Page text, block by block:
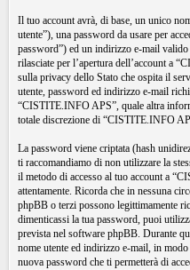
Il tuo account avrà, di base, un unico
utente”), una password da usare per
password”) ed un indirizzo e-mail
rilasciate per l’apertura dell’account a
sulla privacy dello Stato che ospita il
utente, password ed indirizzo e-mail
“CISTITE.INFO APS”, quale altra
totale discrezione di “CISTITE.INFO
La password viene criptata (hash
ti raccomandiamo di non utilizzare la
il metodo di accesso al tuo account a
attentamente. Ricorda che in nessuna
phpBB o terzi possono legittimamente
dimenticassi la tua password, puoi
prevista nel software phpBB. Durante
nome utente ed indirizzo e-mail, in
nuova password che ti permetterà di